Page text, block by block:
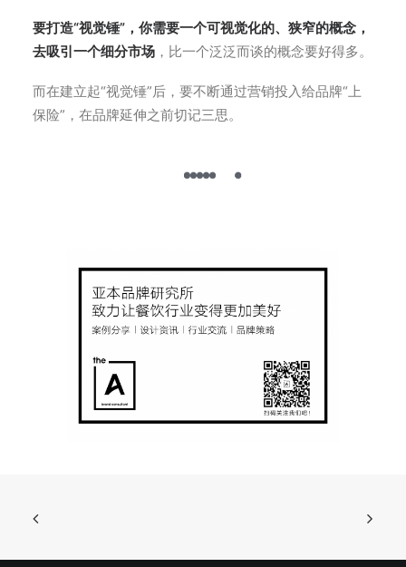
要打造“视觉锤”，你需要一个可视觉化的、狭窄的概念，
去吸引一个细分市场 ，比一个泛泛而谈的概念要好得多。
而在建立起“视觉锤”后，要不断通过营销投入给品牌“上
保险”，在品牌延伸之前切记三思。